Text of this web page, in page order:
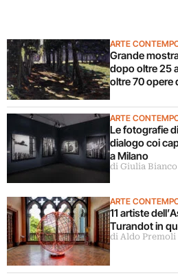
ARTE
Grande
dopo oltre 25
oltre 70 opere
ARTE
Le fotografie
dialogo coi
a Milano
di Giulia Bianco
ARTE
11 artiste
Turandot in
di Aldo Premoli